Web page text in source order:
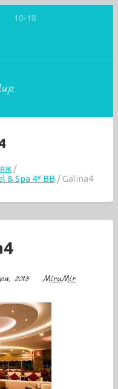
10-18
& Spa 4* ВВ
Galina4
2018 MiruMir